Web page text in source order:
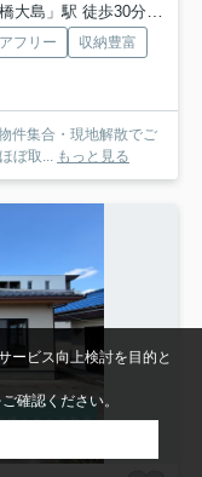
大島」駅 徒歩30分
フリー
収納豊富
件集合・現地解散でご
ぼ取... もっと見る
ービス向上検討を目的と
ご確認ください。